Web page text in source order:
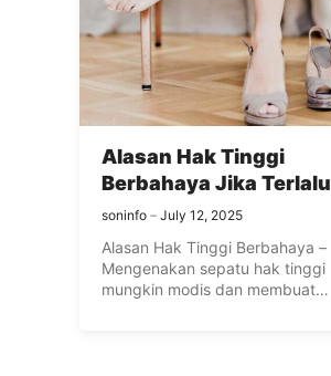
Alasan Hak Tinggi
Berbahaya Jika Terlalu
Sering Dipakai
soninfo July 12, 2025
Alasan Hak Tinggi Berbahaya –
Mengenakan sepatu hak tinggi
mungkin modis dan membuat